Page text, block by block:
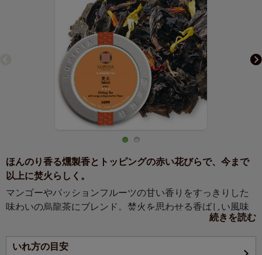
ほんのり香る燻製香とトッピングの赤い花びらで、今まで
以上に焚火らしく。
マンゴーやパッションフルーツの甘い香りをすっきりした
味わいの烏龍茶にブレンド。焚火を思わせる香ばしい風味
すっきりと香ばしい烏龍茶の焙煎香とほんのりと香る正山
続きを読む
いれ方の目安